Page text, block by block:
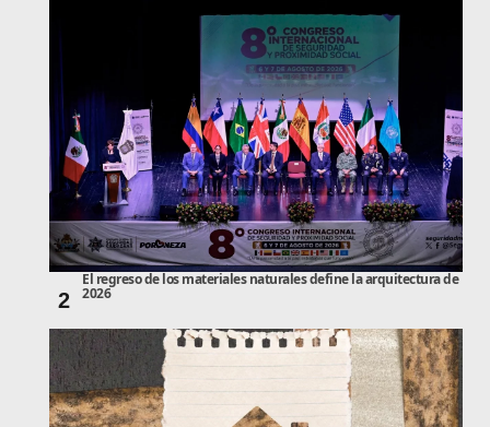
2
El regreso de los materiales naturales define la arquitectura de
2026